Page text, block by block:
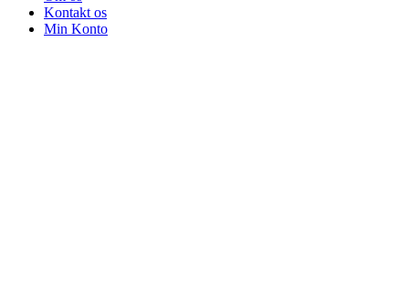
Kontakt os
Min Konto